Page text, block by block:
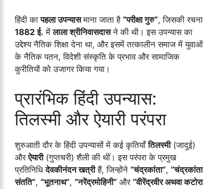
हिंदी कापहला उपन्यासमाना जाता है “परीक्षा गुरु”, जिसकी रचना
1882 ई. मेंलाला श्रीनिवासदासने की थी। इस उपन्यास का
उद्देश्य नैतिक शिक्षा देना था, और इसमें तत्कालीन समाज में युवाओं
के नैतिक पतन, विदेशी संस्कृति के प्रभाव और सामाजिक
कुरीतियों को उजागर किया गया।
प्रारंभिक हिंदी उपन्यास:
तिलस्मी और ऐयारी परंपरा
शुरुआती दौर के हिंदी उपन्यासों में कई कृतियाँतिलस्मी(जादुई)
औरऐयारी(गुप्तचरी) शैली की थीं। इस परंपरा के प्रमुख
प्रतिनिधिदेवकीनंदन खत्रीहैं, जिन्होंने “चंद्रकांता”, “चंद्रकांता
संतति”, “भूतनाथ”, “नरेंद्रमोहिनी” और “वीरेंद्रवीर अथवा कटोरा